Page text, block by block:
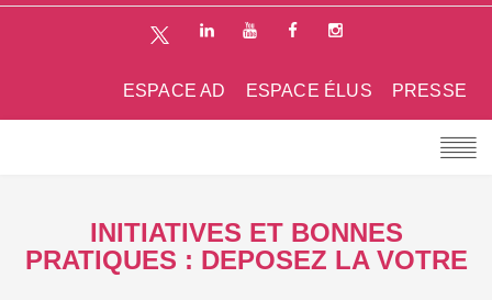
PRESSE
ESPACE ÉLUS
ESPACE AD
INITIATIVES ET BONNES
PRATIQUES : DEPOSEZ LA VOTRE